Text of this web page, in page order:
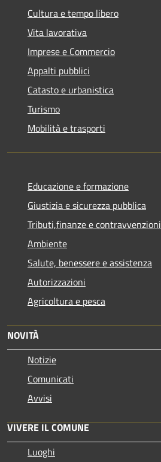
Cultura e tempo libero
Vita lavorativa
Imprese e Commercio
Appalti pubblici
Catasto e urbanistica
Turismo
Mobilità e trasporti
Educazione e formazione
Giustizia e sicurezza pubblica
Tributi,finanze e contravvenzioni
Ambiente
Salute, benessere e assistenza
Autorizzazioni
Agricoltura e pesca
NOVITÀ
Notizie
Comunicati
Avvisi
VIVERE IL COMUNE
Luoghi